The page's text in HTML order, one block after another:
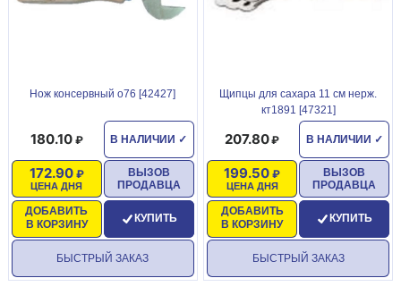
Нож консервный о76 [42427]
В НАЛИЧИИ ✓
180.10
ЦЕНА ДНЯ
172.90
ДОБАВИТЬ
В КОРЗИНУ
ВЫЗОВ
ПРОДАВЦА
КУПИТЬ
БЫСТРЫЙ ЗАКАЗ
Щипцы для сахара 11 см нерж.
кт1891 [47321]
В НАЛИЧИИ ✓
207.80
ЦЕНА ДНЯ
199.50
ДОБАВИТЬ
В КОРЗИНУ
ВЫЗОВ
ПРОДАВЦА
КУПИТЬ
БЫСТРЫЙ ЗАКАЗ